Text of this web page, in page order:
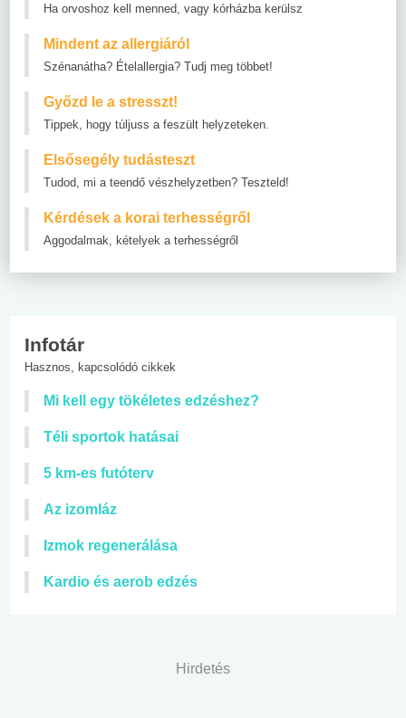
Ha orvoshoz kell menned, vagy kórházba kerülsz
Mindent az allergiáról
Szénanátha? Ételallergia? Tudj meg többet!
Győzd le a stresszt!
Tippek, hogy túljuss a feszült helyzeteken.
Elsősegély tudásteszt
Tudod, mi a teendő vészhelyzetben? Teszteld!
Kérdések a korai terhességről
Aggodalmak, kételyek a terhességről
Infotár
Hasznos, kapcsolódó cikkek
Mi kell egy tökéletes edzéshez?
Téli sportok hatásai
5 km-es futóterv
Az izomláz
Izmok regenerálása
Kardio és aerob edzés
Hirdetés